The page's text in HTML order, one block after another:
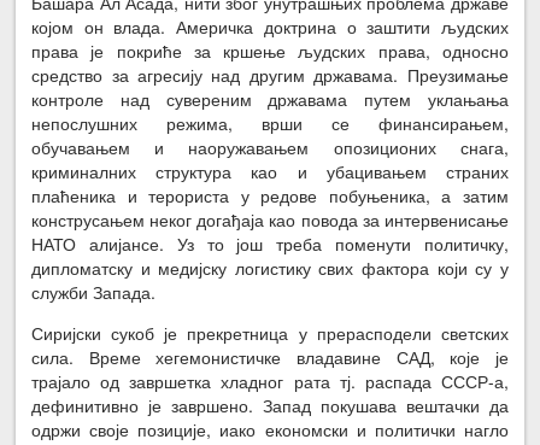
којом он влада. Америчка доктрина о заштити људских
права је покриће за кршење људских права, односно
средство за агресију над другим државама. Преузимање
контроле над сувереним државама путем уклањања
непослушних режима, врши се финансирањем,
обучавањем и наоружавањем опозиционих снага,
криминалних структура као и убацивањем страних
плаћеника и терориста у редове побуњеника, а затим
конструсањем неког догађаја као повода за интервенисање
НАТО алијансе. Уз то још треба поменути политичку,
дипломатску и медијску логистику свих фактора који су у
служби Запада.
Сиријски сукоб је прекретница у прерасподели светских
сила. Време хегемонистичке владавине САД, које је
трајало од завршетка хладног рата тј. распада СССР-а,
дефинитивно је завршено. Запад покушава вештачки да
одржи своје позиције, иако економски и политички нагло